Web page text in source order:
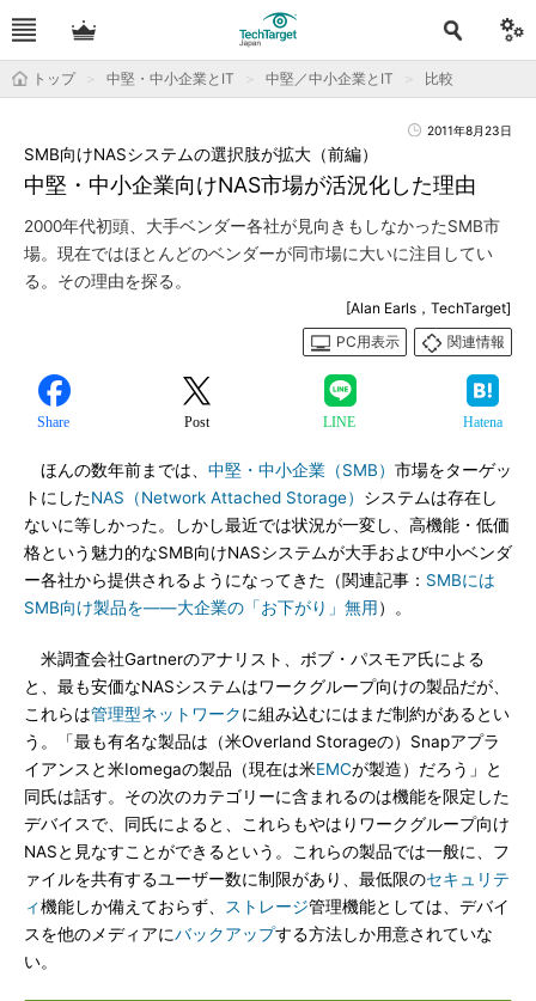
トップ 中堅・中小企業とIT 中堅／中小企業とIT 比較
2011年8月23日
中堅・中小企業向けNAS市場が活況化した理由
SMB向けNASシステムの選択肢が拡大（前編）
2000年代初頭、大手ベンダー各社が見向きもしなかったSMB市
場。現在ではほとんどのベンダーが同市場に大いに注目してい
る。その理由を探る。
[Alan Earls，TechTarget]
PC用表示
関連情報
Share Post LINE Hatena
ほんの数年前までは、 中堅・中小企業（SMB） 市場をターゲッ
トにしたNAS（Network Attached Storage） システムは存在し
ないに等しかった。しかし最近では状況が一変し、高機能・低価
格という魅力的なSMB向けNASシステムが大手および中小ベンダ
ー各社から提供されるようになってきた（関連記事： SMBには
SMB向け製品を――大企業の「お下がり」無用 ）。
米調査会社Gartnerのアナリスト、ボブ・パスモア氏による
と、最も安価なNASシステムはワークグループ向けの製品だが、
これらは管理型ネットワークに組み込むにはまだ制約があるとい
う。「最も有名な製品は（米Overland Storageの）Snapアプラ
イアンスと米Iomegaの製品（現在は米EMCが製造）だろう」と
同氏は話す。その次のカテゴリーに含まれるのは機能を限定した
デバイスで、同氏によると、これらもやはりワークグループ向け
NASと見なすことができるという。これらの製品では一般に、フ
ァイルを共有するユーザー数に制限があり、最低限のセキュリテ
ィ機能しか備えておらず、 ストレージ管理機能としては、デバイ
スを他のメディアにバックアップする方法しか用意されていな
い。